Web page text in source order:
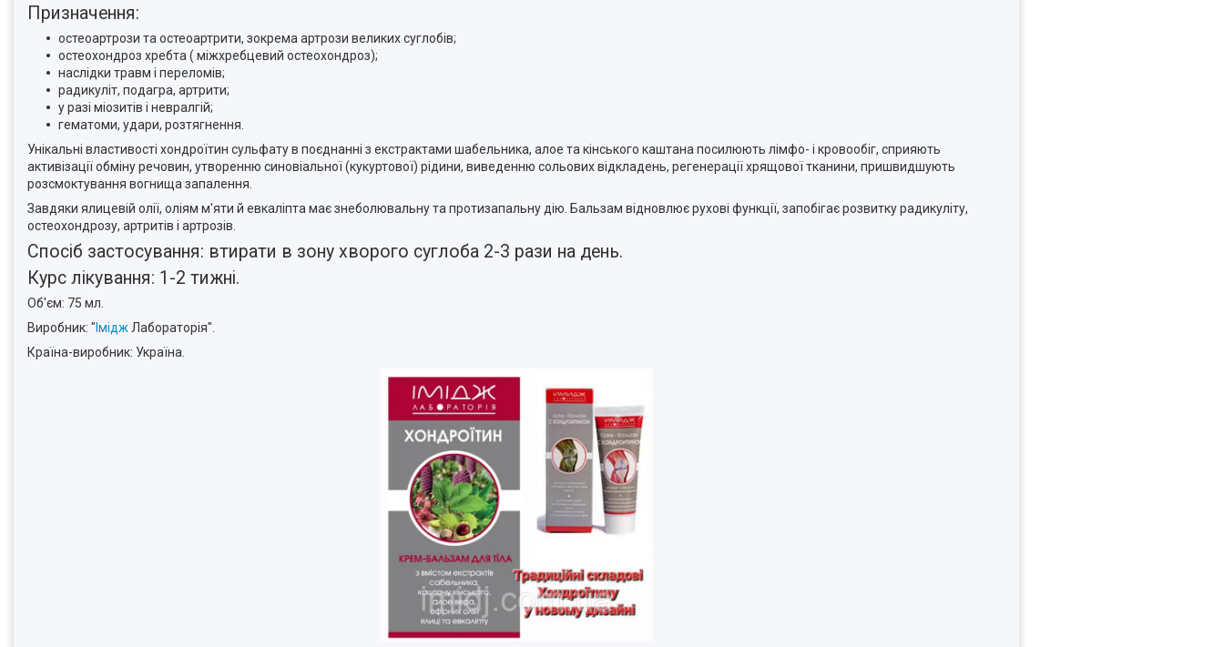
Призначення:
остеоартрози та остеоартрити, зокрема артрози великих суглобів;
остеохондроз хребта ( міжхребцевий остеохондроз);
наслідки травм і переломів;
радикуліт, подагра, артрити;
у разі міозитів і невралгій;
гематоми, удари, розтягнення.
Унікальні властивості хондроїтин сульфату в поєднанні з екстрактами шабельника, алое та кінського каштана посилюють лімфо- і кровообіг, сприяють
активізації обміну речовин, утворенню синовіальної (кукуртової) рідини, виведенню сольових відкладень, регенерації хрящової тканини, пришвидшують
розсмоктування вогнища запалення.
Завдяки ялицевій олії, оліям м'яти й евкаліпта має знеболювальну та протизапальну дію. Бальзам відновлює рухові функції, запобігає розвитку радикуліту,
остеохондрозу, артритів і артрозів.
Спосіб застосування: втирати в зону хворого суглоба 2-3 рази на день.
Курс лікування: 1-2 тижні.
Об'єм: 75 мл.
Виробник: " Імідж Лабораторія".
Країна-виробник: Україна.